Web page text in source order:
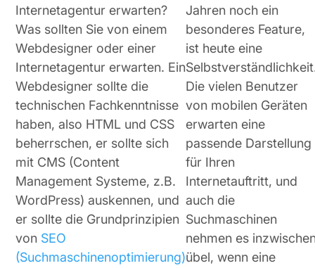
Internetagentur erwarten?
Was sollten Sie von einem
Webdesigner oder einer
Internetagentur erwarten. Ein
Webdesigner sollte die
technischen Fachkenntnisse
haben, also HTML und CSS
beherrschen, er sollte sich
mit CMS (Content
Management Systeme, z.B.
WordPress) auskennen, und
er sollte die Grundprinzipien
von SEO
(Suchmaschinenoptimierung)
Jahren noch ein
besonderes Feature,
ist heute eine
Die vielen Benutzer
von mobilen Geräten
erwarten eine
passende Darstellung
für Ihren
Internetauftritt, und
auch die
Suchmaschinen
nehmen es
übel, wenn eine